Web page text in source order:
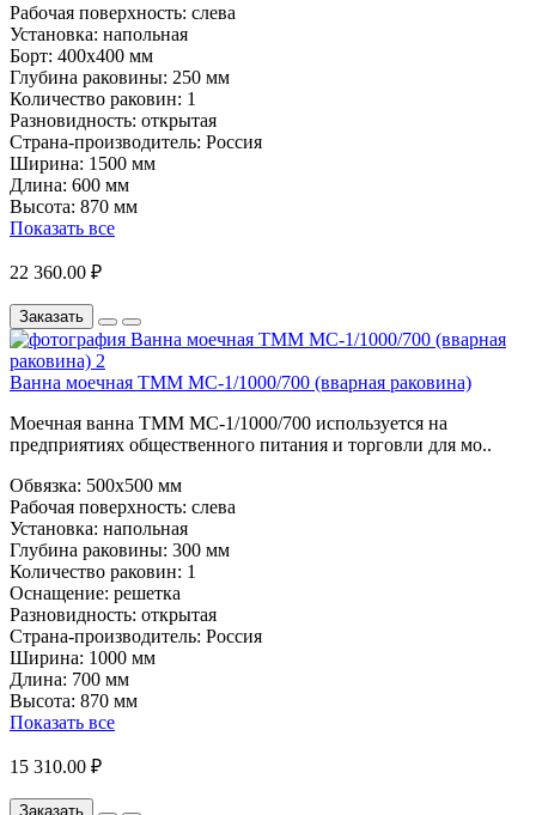
Рабочая поверхность: слева
Установка: напольная
Борт: 400х400 мм
Глубина раковины: 250 мм
Количество раковин: 1
Разновидность: открытая
Страна-производитель: Россия
Ширина: 1500 мм
Длина: 600 мм
Высота: 870 мм
Показать все
22 360.00 ₽
Заказать
Ванна моечная ТММ МС-1/1000/700 (вварная раковина)
Моечная ванна ТММ МС-1/1000/700 используется на
предприятиях общественного питания и торговли для мо..
Обвязка: 500х500 мм
Рабочая поверхность: слева
Установка: напольная
Глубина раковины: 300 мм
Количество раковин: 1
Оснащение: решетка
Разновидность: открытая
Страна-производитель: Россия
Ширина: 1000 мм
Длина: 700 мм
Высота: 870 мм
Показать все
15 310.00 ₽
Заказать